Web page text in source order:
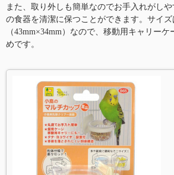
また、取り外しも簡単なのでお手入れがし
の食器を清潔に保つことができます。サイズ
（43mm×34mm）なので、移動用キャリー
めです。